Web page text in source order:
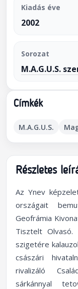
Kiadás éve
2002
Sorozat
M.A.G.U.S.
Címkék
M.A.G.U.S.
Részletes
Az Ynev
országait
Geofrámia
Tisztelt Olvasó.
szigetére
császári
rivalizáló
sárkánnyal